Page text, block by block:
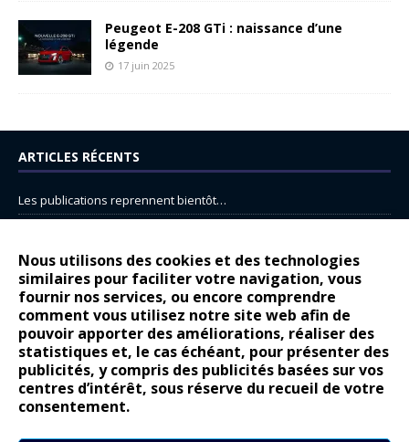
Nous utilisons des cookies et des technologies
similaires pour faciliter votre navigation, vous
fournir nos services, ou encore comprendre
comment vous utilisez notre site web afin de
pouvoir apporter des améliorations, réaliser des
statistiques et, le cas échéant, pour présenter des
publicités, y compris des publicités basées sur vos
centres d’intérêt, sous réserve du recueil de votre
consentement.
Peugeot E-208 GTi : naissance d’une
légende
17 juin 2025
ARTICLES RÉCENTS
Les publications reprennent bientôt…
14 juillet : nouveau film de marque pour Citroën
Renault Espace : voyage, voyage…
Peugeot E-208 GTi : naissance d’une légende
COMMENTAIRES RÉCENTS
Bernard DardartdansDacia Sandero : pour les gens vrais